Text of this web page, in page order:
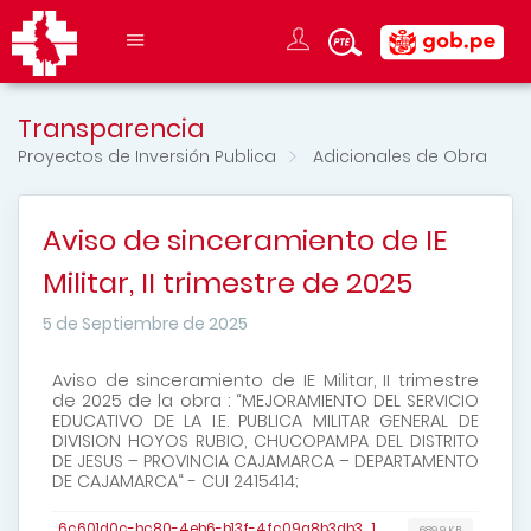
Transparencia
Proyectos de Inversión Publica Adicionales de Obra
Aviso de sinceramiento de IE
Militar, II trimestre de 2025
5 de Septiembre de 2025
Aviso de sinceramiento de IE Militar, II trimestre
de 2025 de la obra : “MEJORAMIENTO DEL SERVICIO
EDUCATIVO DE LA I.E. PUBLICA MILITAR GENERAL DE
DIVISION HOYOS RUBIO, CHUCOPAMPA DEL DISTRITO
DE JESUS – PROVINCIA CAJAMARCA – DEPARTAMENTO
DE CAJAMARCA“ - CUI 2415414;